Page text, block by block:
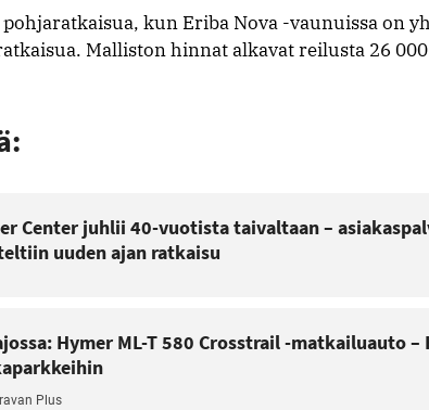
kun Eriba Nova -vaunuissa on
Malliston hinnat alkavat reilusta 26
Center juhlii 40-vuotista taivaltaan –
uuden ajan ratkaisu
Hymer ML-T 580 Crosstrail -matkailuauto –
Plus